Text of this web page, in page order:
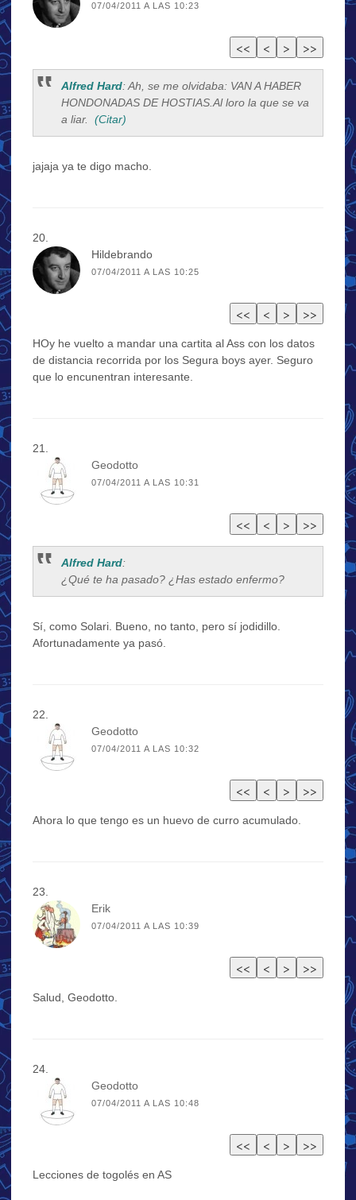
07/04/2011 A LAS 10:23
Alfred Hard: Ah, se me olvidaba: VAN A HABER
HONDONADAS DE HOSTIAS.Al loro la que se va
a liar. (Citar)
jajaja ya te digo macho.
Hildebrando
07/04/2011 A LAS 10:25
HOy he vuelto a mandar una cartita al Ass con los datos
de distancia recorrida por los Segura boys ayer. Seguro
que lo encunentran interesante.
Geodotto
07/04/2011 A LAS 10:31
Alfred Hard:
¿Qué te ha pasado? ¿Has estado enfermo?
Sí, como Solari. Bueno, no tanto, pero sí jodidillo.
Afortunadamente ya pasó.
Geodotto
07/04/2011 A LAS 10:32
Ahora lo que tengo es un huevo de curro acumulado.
Erik
07/04/2011 A LAS 10:39
Salud, Geodotto.
Geodotto
07/04/2011 A LAS 10:48
Lecciones de togolés en AS